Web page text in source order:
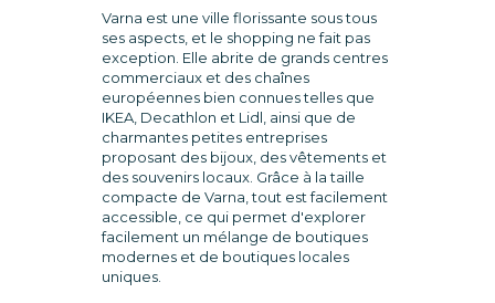
Varna est une ville florissante sous tous
ses aspects, et le shopping ne fait pas
exception. Elle abrite de grands centres
commerciaux et des chaînes
européennes bien connues telles que
IKEA, Decathlon et Lidl, ainsi que de
charmantes petites entreprises
proposant des bijoux, des vêtements et
des souvenirs locaux. Grâce à la taille
compacte de Varna, tout est facilement
accessible, ce qui permet d'explorer
facilement un mélange de boutiques
modernes et de boutiques locales
uniques.